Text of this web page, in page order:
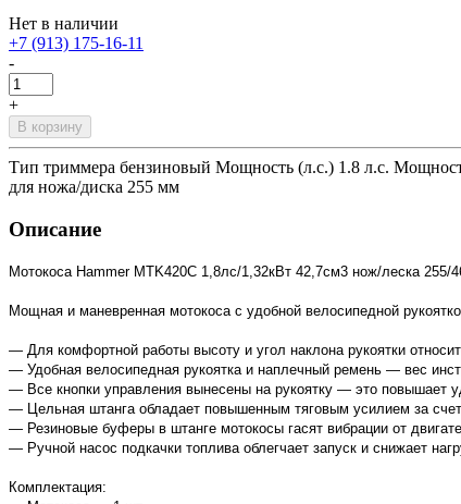
Нет в наличии
+7 (913) 175-16-11
-
+
В корзину
Тип триммера бензиновый Мощность (л.с.) 1.8 л.с.
для ножа/диска 255 мм
Описание
Мотокоса Hammer MTK420C 1,8лс/1,32кВт 42,7см3 нож/леска 255/
Мощная и маневренная мотокоса с удобной велосипедной
— Для комфортной работы высоту и угол наклона рукоятки
— Удобная велосипедная рукоятка и наплечный ремень — вес
— Все кнопки управления вынесены на рукоятку — это повышает
— Цельная штанга обладает повышенным тяговым усилием за
— Резиновые буферы в штанге мотокосы гасят вибрации от
— Ручной насос подкачки топлива облегчает запуск и снижает
Комплектация: